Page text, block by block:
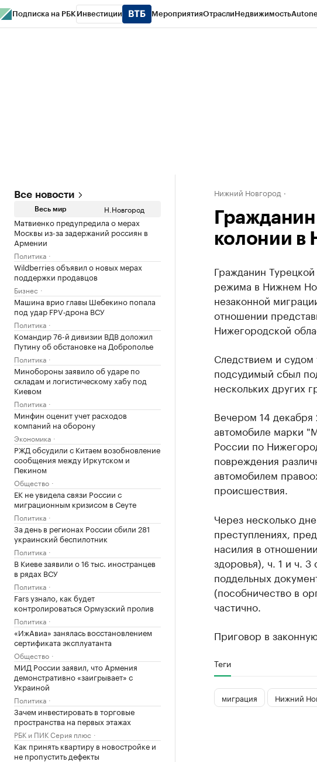
Подписка на РБК Инвестиции МероприятияОтраслиНедвижимость
Все новости
Весь мир Н.Новгород
Матвиенко предупредила о мерах
Москвы из-за задержаний россиян в
Армении
Политика
Wildberries объявил о новых мерах
поддержки продавцов
Бизнес
Машина врио главы Шебекино попала
под удар FPV‑дрона ВСУ
Политика
Командир 76-й дивизии ВДВ доложил
Путину об обстановке на Доброполье
Политика
Минобороны заявило об ударе по
складам и логистическому хабу под
Киевом
Политика
Минфин оценит учет расходов
компаний на оборону
Экономика
РЖД обсудили с Китаем возобновление
сообщения между Иркутском и
Пекином
Общество
ЕК не увидела связи России с
миграционным кризисом в Сеуте
Политика
За день в регионах России сбили 281
украинский беспилотник
Политика
В Киеве заявили о 16 тыс. иностранцев
в рядах ВСУ
Политика
Fars узнало, как будет
контролироваться Ормузский пролив
Политика
«ИжАвиа» занялась восстановлением
сертификата эксплуатанта
Общество
МИД России заявил, что Армения
демонстративно «заигрывает» с
Украиной
Политика
Зачем инвестировать в торговые
пространства на первых этажах
РБК и ПИК Серия плюс
Как принять квартиру в новостройке и
не пропустить дефекты
Нижний Новгород
колонии в
Гражданин
режима в Нижнем
незаконной
отношении
Нижегородской
Следствием и судом
подсудимый сбыл
нескольких других
Вечером 14
автомобиле марки
России по
повреждения
автомобилем
происшествия.
Через несколько
преступлениях,
насилия в
здоровья), ч. 1 и ч.
поддельных
(пособничество в
частично.
Приговор в
Теги
миграция Нижний